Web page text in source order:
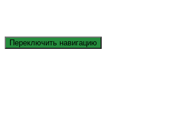
Переключить навигацию